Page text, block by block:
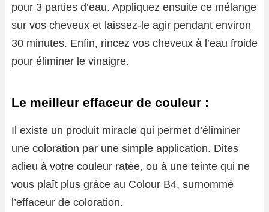
pour 3 parties d’eau. Appliquez ensuite ce mélange
sur vos cheveux et laissez-le agir pendant environ
30 minutes. Enfin, rincez vos cheveux à l’eau froide
pour éliminer le vinaigre.
Le meilleur effaceur de couleur :
Il existe un produit miracle qui permet d’éliminer
une coloration par une simple application. Dites
adieu à votre couleur ratée, ou à une teinte qui ne
vous plaît plus grâce au Colour B4, surnommé
l’effaceur de coloration.